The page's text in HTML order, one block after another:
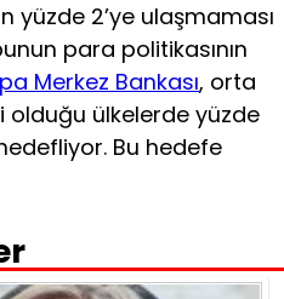
yüzde 2’ye ulaşmaması
para politikasının
Merkez Bankası, orta
olduğu ülkelerde yüzde
Bu hedefe